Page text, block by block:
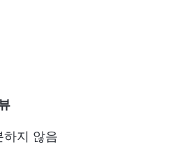
하지 않음